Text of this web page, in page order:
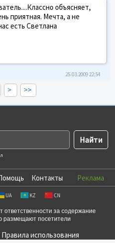
объясняет,
приятная. Мечта, а не
есть Светлана
25.03.2009 22:54
> >>
Контакты Реклама
UA KZ CN
ответственности за содержание
размещают посетители
Правила использования